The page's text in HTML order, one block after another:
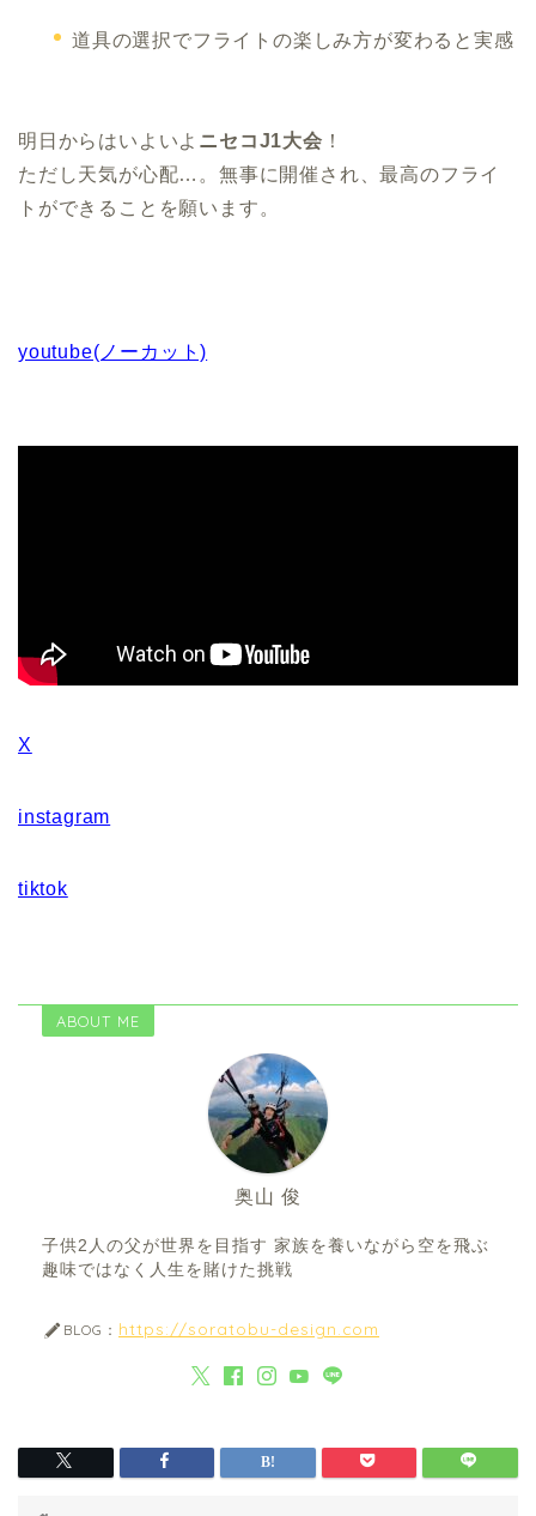
道具の選択でフライトの楽しみ方が変わると実感
明日からはいよいよ ニセコJ1大会 ！
ただし天気が心配…。無事に開催され、最高のフライ
トができることを願います。
youtube(ノーカット)
X
instagram
tiktok
ABOUT ME
奥山 俊
子供2人の父が世界を目指す 家族を養いながら空を飛ぶ
趣味ではなく人生を賭けた挑戦
BLOG： https://soratobu-design.com